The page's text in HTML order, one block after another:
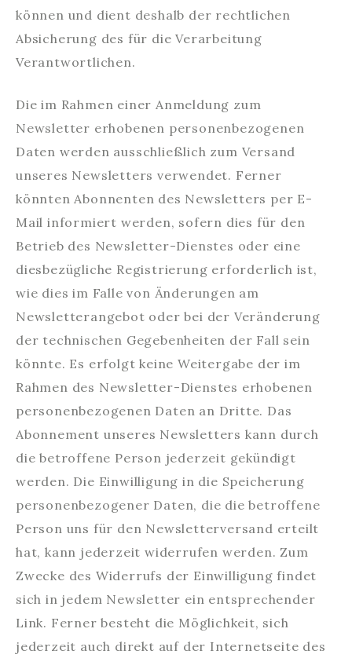
können und dient deshalb der rechtlichen
Absicherung des für die Verarbeitung
Verantwortlichen.
Die im Rahmen einer Anmeldung zum
Newsletter erhobenen personenbezogenen
Daten werden ausschließlich zum Versand
unseres Newsletters verwendet. Ferner
könnten Abonnenten des Newsletters per E-
Mail informiert werden, sofern dies für den
Betrieb des Newsletter-Dienstes oder eine
diesbezügliche Registrierung erforderlich ist,
wie dies im Falle von Änderungen am
Newsletterangebot oder bei der Veränderung
der technischen Gegebenheiten der Fall sein
könnte. Es erfolgt keine Weitergabe der im
Rahmen des Newsletter-Dienstes erhobenen
personenbezogenen Daten an Dritte. Das
Abonnement unseres Newsletters kann durch
die betroffene Person jederzeit gekündigt
werden. Die Einwilligung in die Speicherung
personenbezogener Daten, die die betroffene
Person uns für den Newsletterversand erteilt
hat, kann jederzeit widerrufen werden. Zum
Zwecke des Widerrufs der Einwilligung findet
sich in jedem Newsletter ein entsprechender
Link. Ferner besteht die Möglichkeit, sich
jederzeit auch direkt auf der Internetseite des